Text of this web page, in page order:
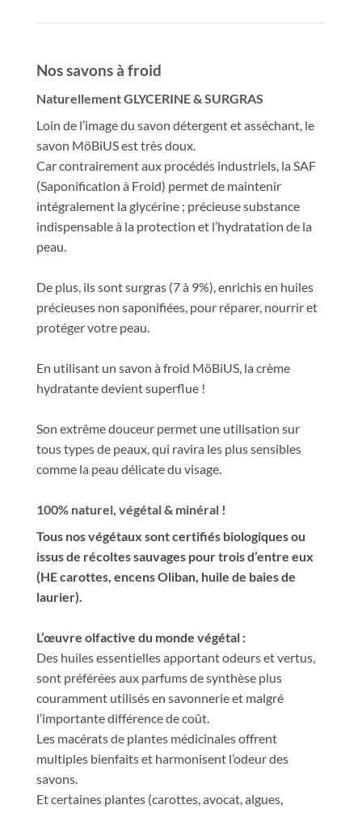
Nos savons à froid
Naturellement GLYCERINE & SURGRAS
Loin de l’image du savon détergent et asséchant, le
savon MöBiUS est très doux.
Car contrairement aux procédés industriels, la SAF
(Saponification à Froid) permet de maintenir
intégralement la glycérine ; précieuse substance
indispensable à la protection et l’hydratation de la
peau.
De plus, ils sont surgras (7 à 9%), enrichis en huiles
précieuses non saponifiées, pour réparer, nourrir et
protéger votre peau.
En utilisant un savon à froid MöBiUS, la crème
hydratante devient superflue !
Son extrême douceur permet une utilisation sur
tous types de peaux, qui ravira les plus sensibles
comme la peau délicate du visage.
100% naturel, végétal & minéral !
Tous nos végétaux sont certifiés biologiques ou
issus de récoltes sauvages pour trois d’entre eux
(HE carottes, encens Oliban, huile de baies de
laurier).
L’œuvre olfactive du monde végétal :
Des huiles essentielles apportant odeurs et vertus,
sont préférées aux parfums de synthèse plus
couramment utilisés en savonnerie et malgré
l’importante différence de coût.
Les macérats de plantes médicinales offrent
multiples bienfaits et harmonisent l’odeur des
savons.
Et certaines plantes (carottes, avocat, algues,